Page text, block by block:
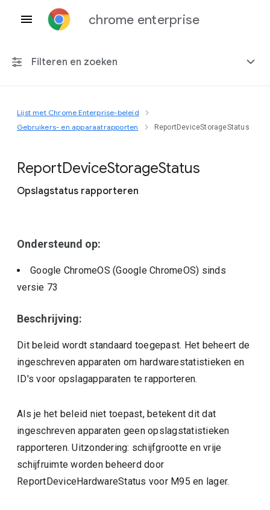
chrome enterprise
Filteren en zoeken
Elk platform
Lijst met Chrome Enterprise-beleid
Gebruikers- en apparaatrapporten
ReportDeviceStorageStatus
ReportDeviceStorageStatus
Opslagstatus rapporteren
Ondersteund op:
Google ChromeOS (Google ChromeOS) sinds
versie 73
Beschrijving:
Dit beleid wordt standaard toegepast. Het beheert de
ingeschreven apparaten om hardwarestatistieken en
ID's voor opslagapparaten te rapporteren.
Als je het beleid niet toepast, betekent dit dat
ingeschreven apparaten geen opslagstatistieken
rapporteren. Uitzondering: schijfgrootte en vrije
schijfruimte worden beheerd door
ReportDeviceHardwareStatus voor M95 en lager.